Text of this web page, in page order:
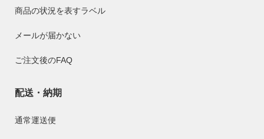
商品の状況を表すラベル
メールが届かない
ご注文後のFAQ
配送・納期
通常運送便